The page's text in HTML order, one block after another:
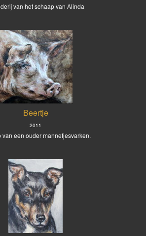
van het schaap van Alinda
Beertje
2011
van een ouder mannetjesvarken.